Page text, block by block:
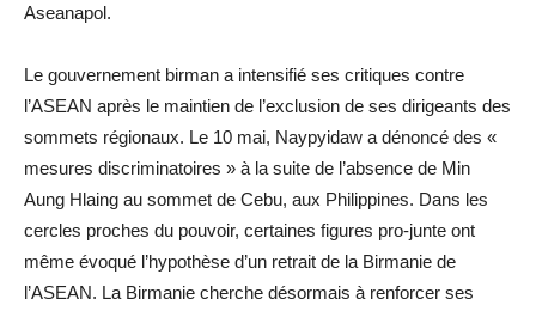
Aseanapol.
Le gouvernement birman a intensifié ses critiques contre
l’ASEAN après le maintien de l’exclusion de ses dirigeants des
sommets régionaux. Le 10 mai, Naypyidaw a dénoncé des «
mesures discriminatoires » à la suite de l’absence de Min
Aung Hlaing au sommet de Cebu, aux Philippines. Dans les
cercles proches du pouvoir, certaines figures pro-junte ont
même évoqué l’hypothèse d’un retrait de la Birmanie de
l’ASEAN. La Birmanie cherche désormais à renforcer ses